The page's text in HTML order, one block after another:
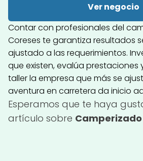
Ver negocio
Contar con profesionales del
Coreses te garantiza resultados
ajustado a las requerimientos.
que existen, evalúa
taller la empresa que más se
aventura en carretera da inicio
Esperamos que te haya
artículo sobre Camperizado